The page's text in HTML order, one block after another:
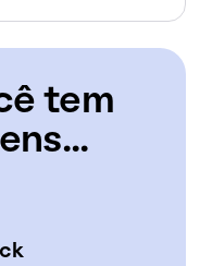
tem